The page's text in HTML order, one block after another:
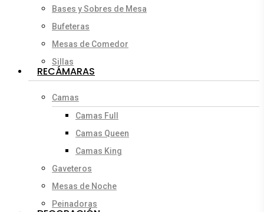
Bases y Sobres de Mesa
Bufeteras
Mesas de Comedor
Sillas
RECÁMARAS
Camas
Camas Full
Camas Queen
Camas King
Gaveteros
Mesas de Noche
Peinadoras